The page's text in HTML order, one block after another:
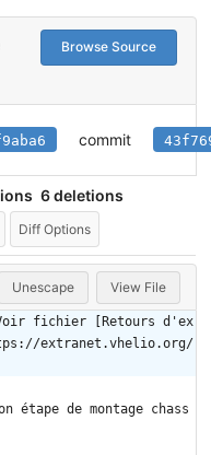
Browse Source
commit
6 deletions
Diff Options
Unescape View File
Voir fichier [Retours d'ex
extranet.vhelio.org/
de montage chass